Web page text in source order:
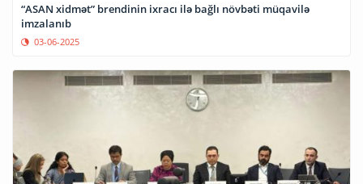
“ASAN xidmət” brendinin ixracı ilə bağlı növbəti müqavilə
imzalanıb
03-06-2025